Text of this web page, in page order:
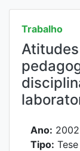
Trabalho
Ano: 2002
Tipo: Tese